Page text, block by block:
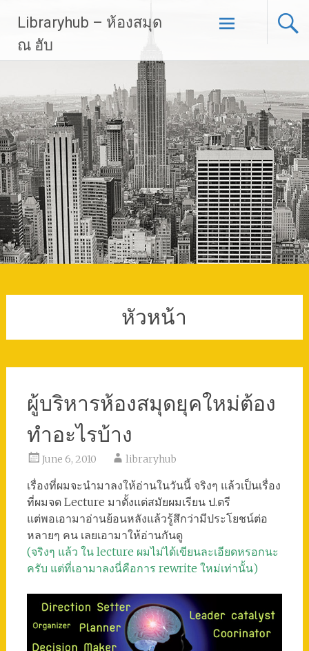
content
Libraryhub – ห้องสมุด
ณ ฮับ
หัวหน้า
ผู้บริหารห้องสมุดยุคใหม่ต้อง
ทำอะไรบ้าง
June 6, 2010 libraryhub
เรื่องที่ผมจะนำมาลงให้อ่านในวันนี้ จริงๆ แล้วเป็นเรื่อง
ที่ผมจด Lecture มาตั้งแต่สมัยผมเรียน ป.ตรี
แต่พอเอามาอ่านย้อนหลังแล้วรู้สึกว่ามีประโยชน์ต่อ
หลายๆ คน เลยเอามาให้อ่านกันดู
(จริงๆ แล้ว ใน lecture ผมไม่ได้เขียนละเอียดหรอกนะ
ครับ แต่ที่เอามาลงนี่คือการ rewrite ใหม่เท่านั้น)